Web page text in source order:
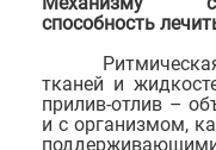
способность
Ритмическая
тканей и
прилив-отлив –
и с организмом,